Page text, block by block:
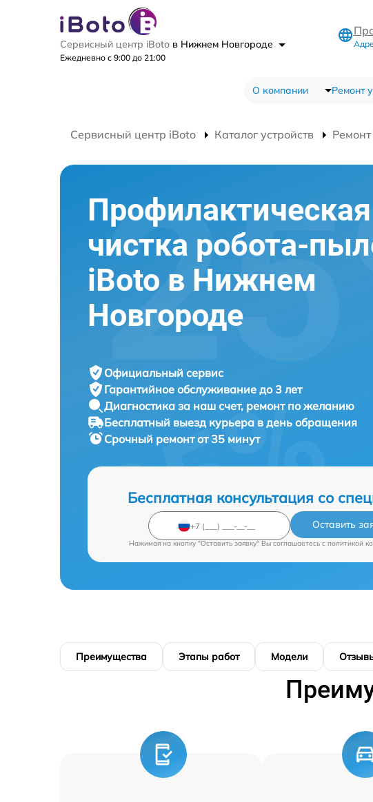
Сервисный центр iBoto в Нижнем Новгороде
Ежедневно с 9:00 до 21:00
О компании Ремонт
Сервисный центр iBoto Каталог устройств
Профилактическая
чистка робота-
iBoto в Нижнем
Новгороде
Официальный сервис
Гарантийное обслуживание до 3 лет
Диагностика за наш счет, ремонт по желанию
Бесплатный выезд курьера в день обращения
Срочный ремонтот 35 минут
Бесплатная консультация со
Оставить
Нажимая на кнопку "Оставить заявку" Вы соглашаетесь c политикой
Преимущества Этапы работ Модели